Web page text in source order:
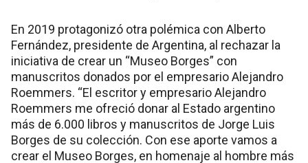
En 2019 protagonizó otra polémica con Alberto
Fernández, presidente de Argentina, al rechazar la
iniciativa de crear un “Museo Borges” con
manuscritos donados por el empresario Alejandro
Roemmers. “El escritor y empresario Alejandro
Roemmers me ofreció donar al Estado argentino
más de 6.000 libros y manuscritos de Jorge Luis
Borges de su colección. Con ese aporte vamos a
crear el Museo Borges, en homenaje al hombre más